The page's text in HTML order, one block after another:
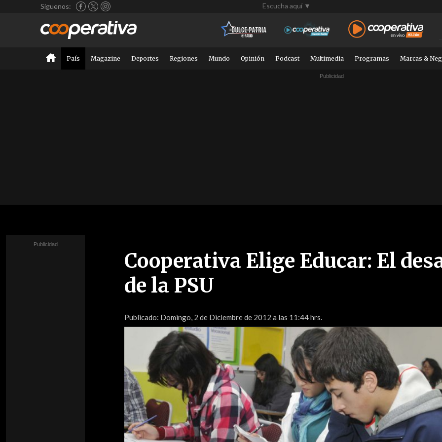
Síguenos: Escucha aquí ▼
País Magazine Deportes Regiones Mundo Opinión Podcast Multimedia Programas Marcas &
Cooperativa Elige Educar: El
de la PSU
Publicado: Domingo, 2 de Diciembre de 2012 a las 11:44 hrs.